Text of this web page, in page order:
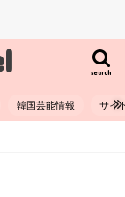
search
韓国芸能情報 サイ